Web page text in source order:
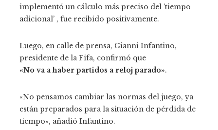
implementó un cálculo más preciso del ‘tiempo
adicional’ , fue recibido positivamente.
Luego, en calle de prensa, Gianni Infantino,
presidente de la Fifa, confirmó que
«No va a haber partidos a reloj parado».
«No pensamos cambiar las normas del juego, ya
están preparados para la situación de pérdida de
tiempo», añadió Infantino.